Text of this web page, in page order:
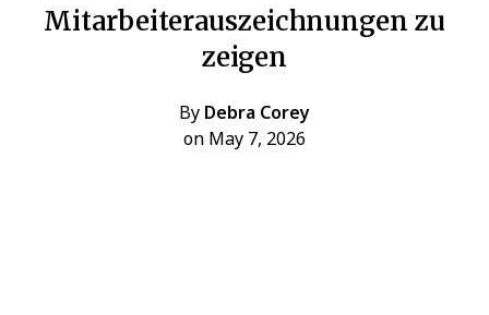
Mitarbeiterauszeichnungen zu
zeigen
By Debra Corey
on May 7, 2026